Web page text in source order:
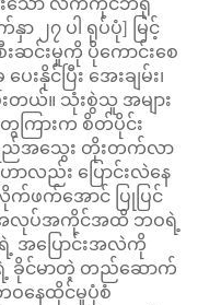
နှာ ၂၇ ပါ ရုပ်ပုံ] မြင့်
င်းမှုကို ပိုကောင်းစေ
းနိုင်ပြီး အေးချမ်း၊
တယ်။ သုံးစွဲသူ အများ
ကြားက စိတ်ပိုင်း
ရည်အသွေး တိုးတက်လာ
ာလည်း ပြောင်းလဲနေ
က်အောင် ပြုပြင်
ေ အလုပ်အကိုင်အထိ ဘဝရဲ့
အပြောင်းအလဲကို
းရဲ့ ခိုင်မာတဲ့ တည်ဆောက်
ဝနေထိုင်မှုပုံစံ